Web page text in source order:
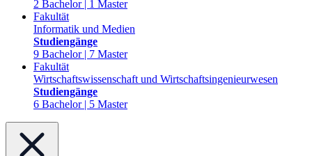
2 Bachelor | 1 Master
Fakultät
Informatik und Medien
Studiengänge
9 Bachelor | 7 Master
Fakultät
Wirtschaftswissenschaft und Wirtschaftsingenieurwesen
Studiengänge
6 Bachelor | 5 Master